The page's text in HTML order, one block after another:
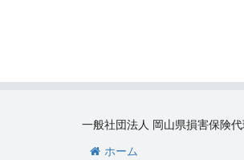
一般社団法人 岡山県損害保険
ホーム